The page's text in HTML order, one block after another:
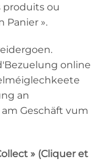
produits ou
Panier ».
online
an
Geschäft vum
» (Cliquer et